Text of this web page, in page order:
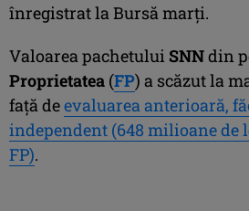
înregistrat la Bursă marţi.
Valoarea pachetului SNNdin
Proprietatea (FP) a scăzut la
faţă deevaluarea anterioară,
independent (648 milioane
FP).